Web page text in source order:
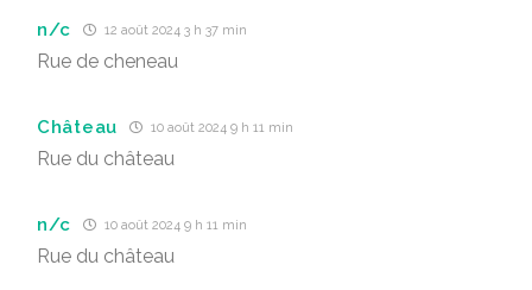
n/c 12 août 2024 3 h 37 min
Rue de cheneau
Château 10 août 2024 9 h 11 min
Rue du château
n/c 10 août 2024 9 h 11 min
Rue du château